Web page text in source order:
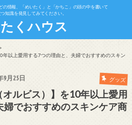
の情報、「めいたく」と「かちこ」の頭の中を書いて
知識を発見してみてください。
くハウス
年以上愛用する7つの理由と、夫婦でおすすめのスキン
9月25日 グッズ
ルビス）】を10年以上愛用
でおすすめのスキンケア商